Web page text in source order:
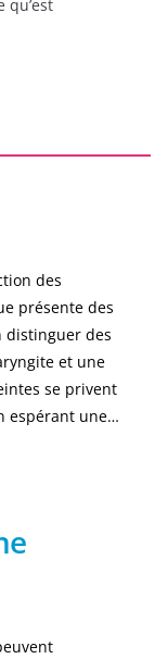
des
présente des
distinguer des
et une
se privent
espérant une…